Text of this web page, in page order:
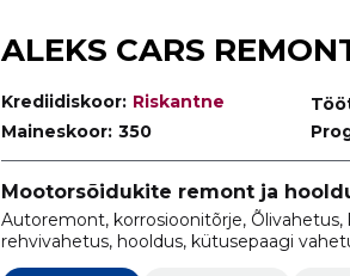
ALEKS CARS
Krediidiskoor: Riskantne
Maineskoor: 350
Mootorsõidukite remont ja
Autoremont, korrosioonitõrje,
rehvivahetus, hooldus, kütusepaagi
kliimaseadmete hooldus ja remont